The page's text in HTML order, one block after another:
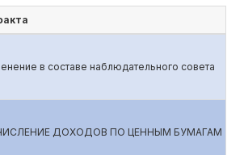
в составе наблюдательного совета
ДОХОДОВ ПО ЦЕННЫМ БУМАГАМ